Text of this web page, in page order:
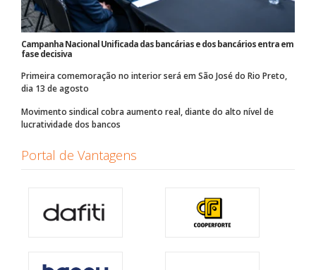
Campanha Nacional Unificada das bancárias e dos bancários entra em
fase decisiva
Primeira comemoração no interior será em São José do Rio Preto,
dia 13 de agosto
Movimento sindical cobra aumento real, diante do alto nível de
lucratividade dos bancos
Portal de Vantagens